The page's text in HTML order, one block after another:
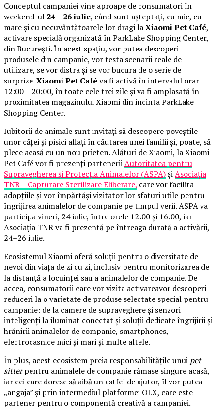
Conceptul campaniei vine aproape de consumatori în
weekend-ul 24 – 26 iulie, când sunt așteptați, cu mic, cu
mare și cu necuvântătoarele lor dragi laXiaomi Pet Café,
activare specială organizată în ParkLake Shopping Center,
din București. În acest spațiu, vor putea descoperi
produsele din campanie, vor testa scenarii reale de
utilizare, se vor distra și se vor bucura de o serie de
surprize.Xiaomi Pet Caféva fi activă în intervalul orar
12:00 – 20:00, în toate cele trei zile și va fi amplasată în
proximitatea magazinului Xiaomi din incinta ParkLake
Shopping Center.
Iubitorii de animale sunt invitați să descopere poveștile
unor căței și pisici aflați în căutarea unei familii și, poate, să
plece acasă cu un nou prieten. Alături de Xiaomi, la Xiaomi
Pet Café vor fi prezenți parteneriiAutoritatea pentru
Supravegherea și Protecția Animalelor (ASPA)șiAsociația
TNR – Capturare Sterilizare Eliberare, care vor facilita
adopțiile și vor împărtăși vizitatorilor sfaturi utile pentru
îngrijirea animalelor de companie pe timpul verii. ASPA va
participa vineri, 24 iulie, între orele 12:00 și 16:00, iar
Asociația TNR va fi prezentă pe întreaga durată a activării,
24–26 iulie.
Ecosistemul Xiaomi oferă soluții pentru o diversitate de
nevoi din viața de zi cu zi, inclusiv pentru monitorizarea de
la distanță a locuinței sau a animalelor de companie. De
aceea, consumatorii care vor vizita activareavor descoperi
reduceri la o varietate de produse selectate special pentru
campanie: de la camere de supraveghere și senzori
inteligenți la iluminat conectat și soluții dedicate îngrijirii și
hrănirii animalelor de companie, smartphones,
electrocasnice mici și mari și multe altele.
În plus, acest ecosistem preia responsabilitățile unui pet
sitterpentru animalele de companie rămase singure acasă,
iar cei care doresc să aibă un astfel de ajutor, îl vor putea
„angaja” și prin intermediul platformei OLX, care este
partener pentru o componentă creativă a campaniei.